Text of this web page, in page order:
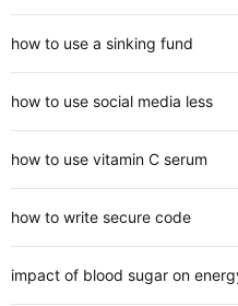
how to use a sinking fund
how to use social media less
how to use vitamin C serum
how to write secure code
impact of blood sugar on